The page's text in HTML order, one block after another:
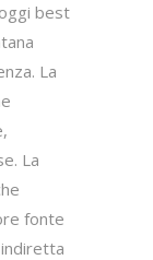
best
La
La
fonte